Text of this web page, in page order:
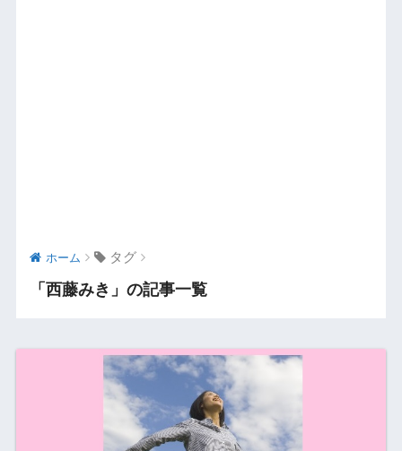
ホーム タグ
「西藤みき」の記事一覧